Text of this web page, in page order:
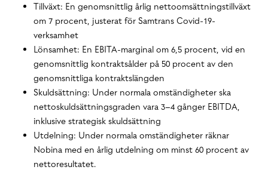
Tillväxt: En genomsnittlig årlig nettoomsättningstillväxt
om 7 procent, justerat för Samtrans Covid-19-
verksamhet
Lönsamhet: En EBITA-marginal om 6,5 procent, vid en
genomsnittlig kontraktsålder på 50 procent av den
genomsnittliga kontraktslängden
Skuldsättning: Under normala omständigheter ska
nettoskuldsättningsgraden vara 3–4 gånger EBITDA,
inklusive strategisk skuldsättning
Utdelning: Under normala omständigheter räknar
Nobina med en årlig utdelning om minst 60 procent av
nettoresultatet.